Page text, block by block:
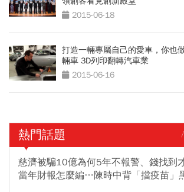
2015-06-18
打造一輛專屬自己的愛車，你也
輛車 3D列印翻轉汽車業
2015-06-16
熱門話題
慈濟被騙10億為何5年不報警、錢找到
當年財報怎麼編…陳時中背「擋疫苗」